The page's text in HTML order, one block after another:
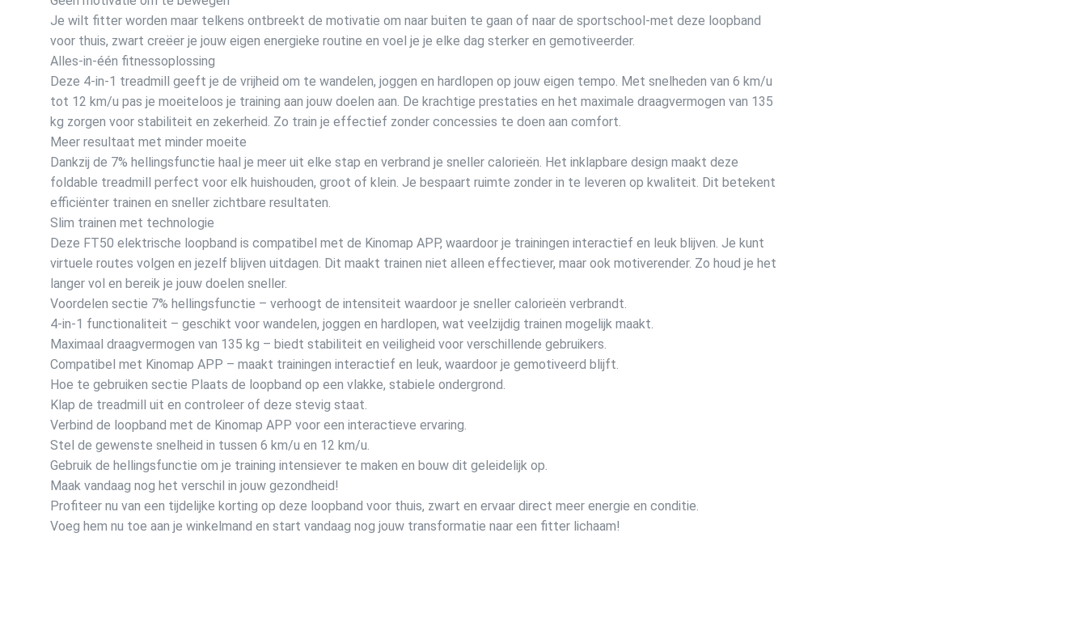
Je wilt fitter worden maar telkens ontbreekt de motivatie om naar buiten te gaan of naar de sportschool-met deze loopband
voor thuis, zwart creëer je jouw eigen energieke routine en voel je je elke dag sterker en gemotiveerder.
Alles-in-één fitnessoplossing
Deze 4-in-1 treadmill geeft je de vrijheid om te wandelen, joggen en hardlopen op jouw eigen tempo. Met snelheden van 6 km/u
tot 12 km/u pas je moeiteloos je training aan jouw doelen aan. De krachtige prestaties en het maximale draagvermogen van 135
kg zorgen voor stabiliteit en zekerheid. Zo train je effectief zonder concessies te doen aan comfort.
Meer resultaat met minder moeite
Dankzij de 7% hellingsfunctie haal je meer uit elke stap en verbrand je sneller calorieën. Het inklapbare design maakt deze
foldable treadmill perfect voor elk huishouden, groot of klein. Je bespaart ruimte zonder in te leveren op kwaliteit. Dit betekent
efficiënter trainen en sneller zichtbare resultaten.
Slim trainen met technologie
Deze FT50 elektrische loopband is compatibel met de Kinomap APP, waardoor je trainingen interactief en leuk blijven. Je kunt
virtuele routes volgen en jezelf blijven uitdagen. Dit maakt trainen niet alleen effectiever, maar ook motiverender. Zo houd je het
langer vol en bereik je jouw doelen sneller.
Voordelen sectie 7% hellingsfunctie – verhoogt de intensiteit waardoor je sneller calorieën verbrandt.
4-in-1 functionaliteit – geschikt voor wandelen, joggen en hardlopen, wat veelzijdig trainen mogelijk maakt.
Maximaal draagvermogen van 135 kg – biedt stabiliteit en veiligheid voor verschillende gebruikers.
Compatibel met Kinomap APP – maakt trainingen interactief en leuk, waardoor je gemotiveerd blijft.
Hoe te gebruiken sectie Plaats de loopband op een vlakke, stabiele ondergrond.
Klap de treadmill uit en controleer of deze stevig staat.
Verbind de loopband met de Kinomap APP voor een interactieve ervaring.
Stel de gewenste snelheid in tussen 6 km/u en 12 km/u.
Gebruik de hellingsfunctie om je training intensiever te maken en bouw dit geleidelijk op.
Maak vandaag nog het verschil in jouw gezondheid!
Profiteer nu van een tijdelijke korting op deze loopband voor thuis, zwart en ervaar direct meer energie en conditie.
Voeg hem nu toe aan je winkelmand en start vandaag nog jouw transformatie naar een fitter lichaam!